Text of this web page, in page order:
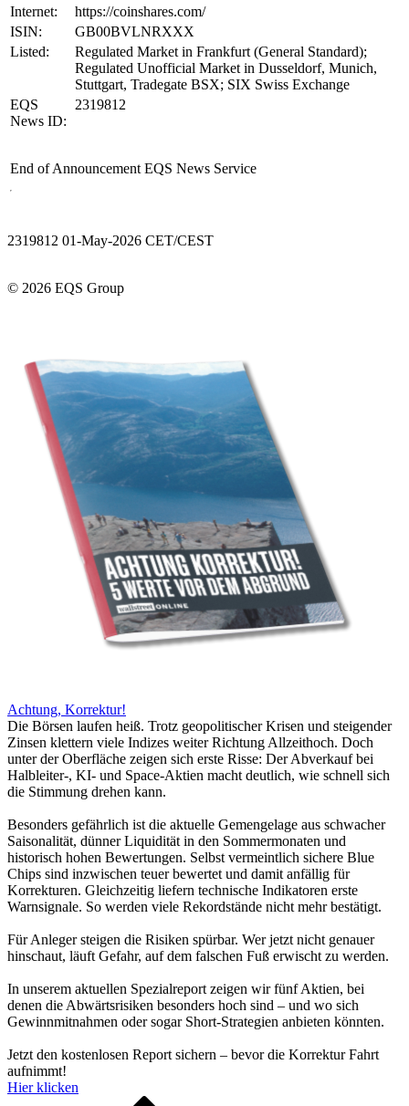
Internet:
https://coinshares.com/
ISIN:
GB00BVLNRXXX
Listed:
Regulated Market in Frankfurt (General Standard);
Regulated Unofficial Market in Dusseldorf, Munich,
Stuttgart, Tradegate BSX; SIX Swiss Exchange
EQS
News ID:
2319812
End of Announcement EQS News Service
2319812 01-May-2026 CET/CEST
© 2026 EQS Group
Achtung, Korrektur!
Die Börsen laufen heiß. Trotz geopolitischer Krisen und steigender
Zinsen klettern viele Indizes weiter Richtung Allzeithoch. Doch
unter der Oberfläche zeigen sich erste Risse: Der Abverkauf bei
Halbleiter-, KI- und Space-Aktien macht deutlich, wie schnell sich
die Stimmung drehen kann.
Besonders gefährlich ist die aktuelle Gemengelage aus schwacher
Saisonalität, dünner Liquidität in den Sommermonaten und
historisch hohen Bewertungen. Selbst vermeintlich sichere Blue
Chips sind inzwischen teuer bewertet und damit anfällig für
Korrekturen. Gleichzeitig liefern technische Indikatoren erste
Warnsignale. So werden viele Rekordstände nicht mehr bestätigt.
Für Anleger steigen die Risiken spürbar. Wer jetzt nicht genauer
hinschaut, läuft Gefahr, auf dem falschen Fuß erwischt zu werden.
In unserem aktuellen Spezialreport zeigen wir fünf Aktien, bei
denen die Abwärtsrisiken besonders hoch sind – und wo sich
Gewinnmitnahmen oder sogar Short-Strategien anbieten könnten.
Jetzt den kostenlosen Report sichern – bevor die Korrektur Fahrt
aufnimmt!
Hier klicken